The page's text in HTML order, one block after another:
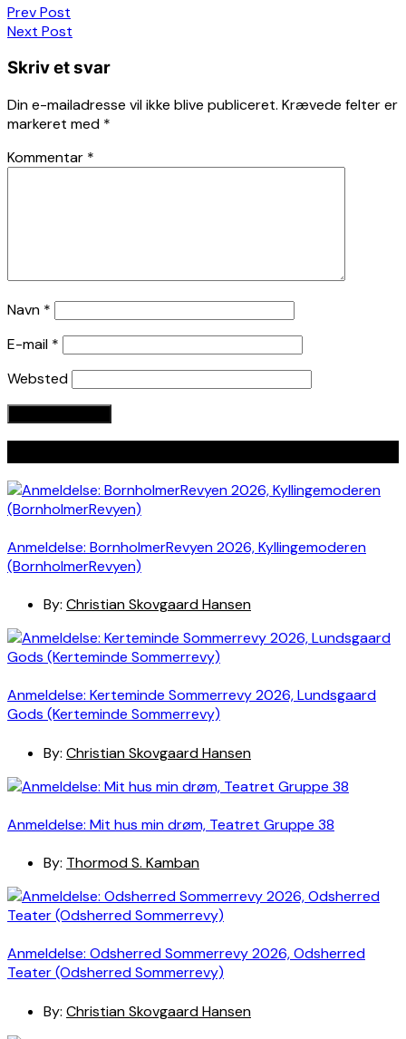
Prev Post
Next Post
Skriv et svar
Din e-mailadresse vil ikke blive publiceret. Krævede felter er
markeret med *
Kommentar *
Navn *
E-mail *
Websted
Anmeldelse: BornholmerRevyen 2026, Kyllingemoderen
(BornholmerRevyen)
By: Christian Skovgaard Hansen
Anmeldelse: Kerteminde Sommerrevy 2026, Lundsgaard
Gods (Kerteminde Sommerrevy)
By: Christian Skovgaard Hansen
Anmeldelse: Mit hus min drøm, Teatret Gruppe 38
By: Thormod S. Kamban
Anmeldelse: Odsherred Sommerrevy 2026, Odsherred
Teater (Odsherred Sommerrevy)
By: Christian Skovgaard Hansen